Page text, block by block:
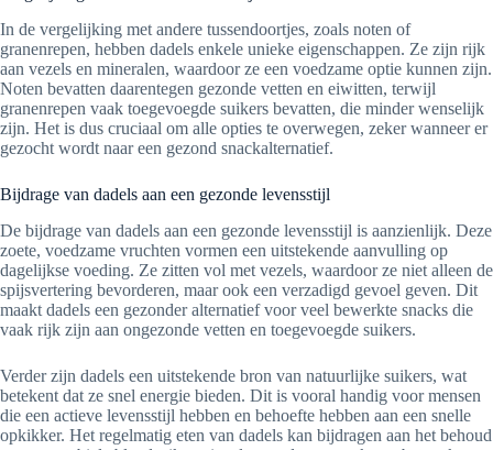
In de vergelijking met andere tussendoortjes, zoals noten of
granenrepen, hebben dadels enkele unieke eigenschappen. Ze zijn rijk
aan vezels en mineralen, waardoor ze een voedzame optie kunnen zijn.
Noten bevatten daarentegen gezonde vetten en eiwitten, terwijl
granenrepen vaak toegevoegde suikers bevatten, die minder wenselijk
zijn. Het is dus cruciaal om alle opties te overwegen, zeker wanneer er
gezocht wordt naar een gezond snackalternatief.
Bijdrage van dadels aan een gezonde levensstijl
De bijdrage van dadels aan een gezonde levensstijl is aanzienlijk. Deze
zoete, voedzame vruchten vormen een uitstekende aanvulling op
dagelijkse voeding. Ze zitten vol met vezels, waardoor ze niet alleen de
spijsvertering bevorderen, maar ook een verzadigd gevoel geven. Dit
maakt dadels een gezonder alternatief voor veel bewerkte snacks die
vaak rijk zijn aan ongezonde vetten en toegevoegde suikers.
Verder zijn dadels een uitstekende bron van natuurlijke suikers, wat
betekent dat ze snel energie bieden. Dit is vooral handig voor mensen
die een actieve levensstijl hebben en behoefte hebben aan een snelle
opkikker. Het regelmatig eten van dadels kan bijdragen aan het behoud